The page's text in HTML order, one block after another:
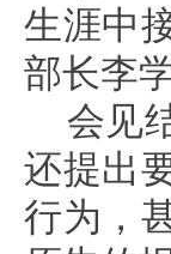
生涯中
部长李
会见
还提出
行为，